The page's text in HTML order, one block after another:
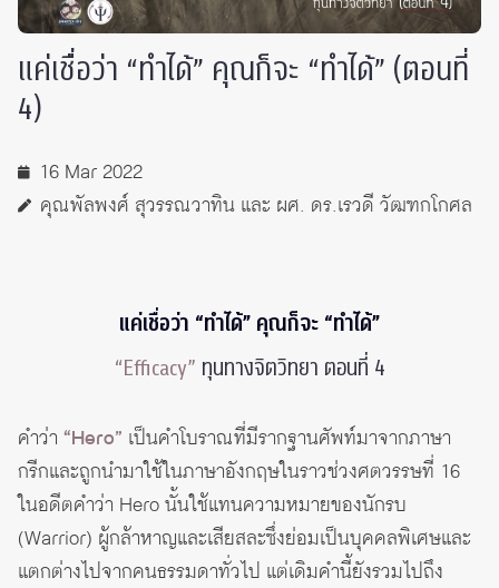
แค่เชื่อว่า “ทำได้” คุณก็จะ “ทำได้” (ตอนที่
4)
16 Mar 2022
คุณพัลพงศ์ สุวรรณวาทิน และ ผศ. ดร.เรวดี วัฒฑกโกศล
แค่เชื่อว่า “ทำได้” คุณก็จะ “ทำได้”
“Efficacy” ทุนทางจิตวิทยา ตอนที่ 4
คำว่า “Hero” เป็นคำโบราณที่มีรากฐานศัพท์มาจากภาษา
กรีกและถูกนำมาใช้ในภาษาอังกฤษในราวช่วงศตวรรษที่ 16
ในอดีตคำว่า Hero นั้นใช้แทนความหมายของนักรบ
(Warrior) ผู้กล้าหาญและเสียสละซึ่งย่อมเป็นบุคคลพิเศษและ
แตกต่างไปจากคนธรรมดาทั่วไป แต่เดิมคำนี้ยังรวมไปถึง